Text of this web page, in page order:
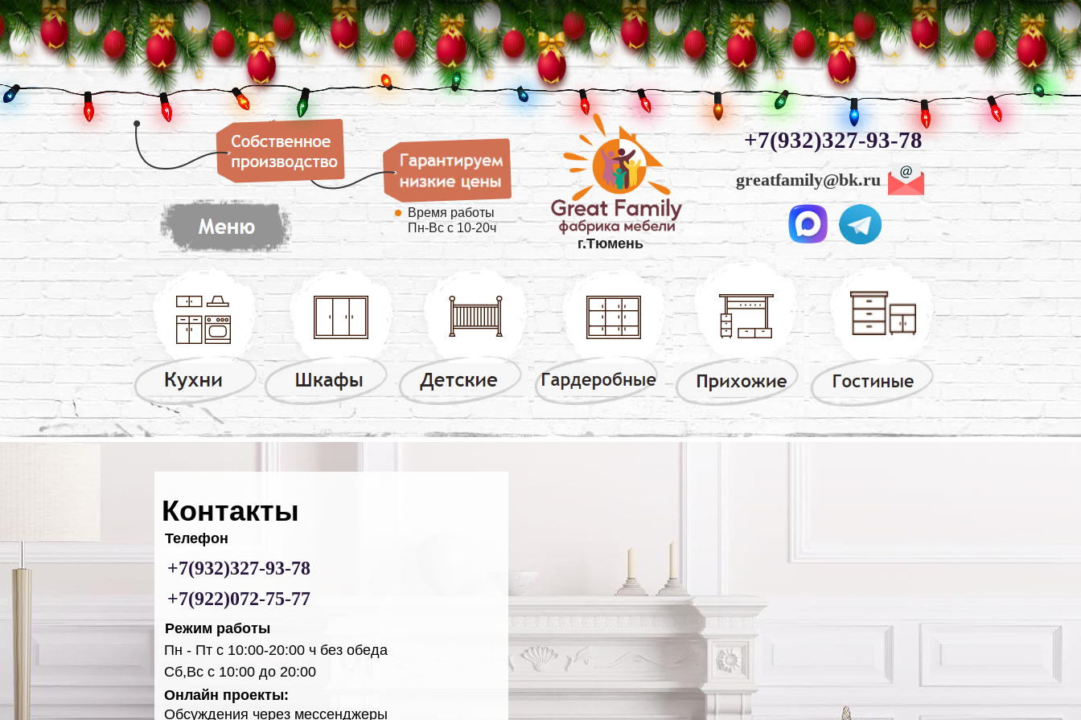
Время работы
Пн-Вс с 10-20ч
г.Тюмень
+7(932)327-93-78
Пн - Пт с 10:00-20:00 ч без обеда
Сб,Вс с 10:00 до 20:00
Онлайн проекты:
Режим работы
Контакты
Телефон
greatfamily@bk.ru
+7(922)072-75-77
+7(932)327-93-78
Обсуждения через мессенджеры